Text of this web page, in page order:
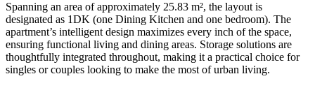
Spanning an area of approximately 25.83 m², the layout is
designated as 1DK (one Dining Kitchen and one bedroom). The
apartment’s intelligent design maximizes every inch of the space,
ensuring functional living and dining areas. Storage solutions are
thoughtfully integrated throughout, making it a practical choice for
singles or couples looking to make the most of urban living.